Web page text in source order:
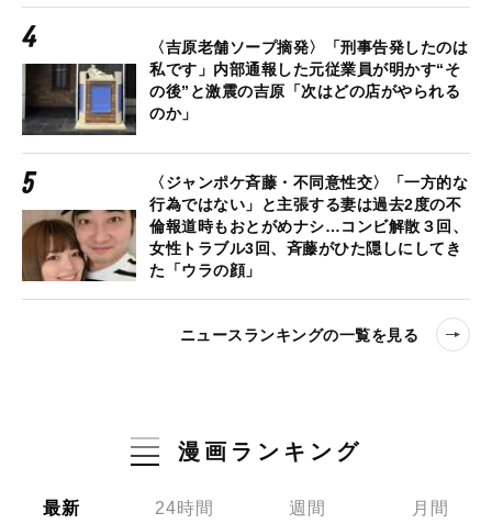
〈吉原老舗ソープ摘発〉「刑事告発したのは
私です」内部通報した元従業員が明かす“そ
の後”と激震の吉原「次はどの店がやられる
のか」
〈ジャンポケ斉藤・不同意性交〉「一方的な
行為ではない」と主張する妻は過去2度の不
倫報道時もおとがめナシ…コンビ解散３回、
女性トラブル3回、斉藤がひた隠しにしてき
た「ウラの顔」
ニュースランキングの一覧を見る
漫画ランキング
最新 24時間 週間 月間